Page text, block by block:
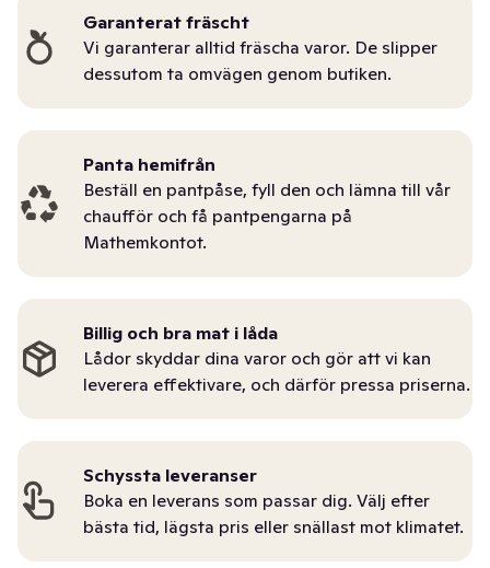
Garanterat fräscht
Vi garanterar alltid fräscha varor. De slipper
dessutom ta omvägen genom butiken.
Panta hemifrån
Beställ en pantpåse, fyll den och lämna till vår
chaufför och få pantpengarna på
Mathemkontot.
Billig och bra mat i låda
Lådor skyddar dina varor och gör att vi kan
leverera effektivare, och därför pressa priserna.
Schyssta leveranser
Boka en leverans som passar dig. Välj efter
bästa tid, lägsta pris eller snällast mot klimatet.